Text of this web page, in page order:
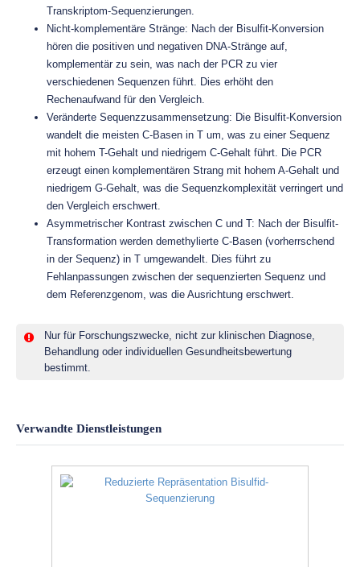
Transkriptom-Sequenzierungen.
Nicht-komplementäre Stränge: Nach der Bisulfit-Konversion
hören die positiven und negativen DNA-Stränge auf,
komplementär zu sein, was nach der PCR zu vier
verschiedenen Sequenzen führt. Dies erhöht den
Rechenaufwand für den Vergleich.
Veränderte Sequenzzusammensetzung: Die Bisulfit-Konversion
wandelt die meisten C-Basen in T um, was zu einer Sequenz
mit hohem T-Gehalt und niedrigem C-Gehalt führt. Die PCR
erzeugt einen komplementären Strang mit hohem A-Gehalt und
niedrigem G-Gehalt, was die Sequenzkomplexität verringert und
den Vergleich erschwert.
Asymmetrischer Kontrast zwischen C und T: Nach der Bisulfit-
Transformation werden demethylierte C-Basen (vorherrschend
in der Sequenz) in T umgewandelt. Dies führt zu
Fehlanpassungen zwischen der sequenzierten Sequenz und
dem Referenzgenom, was die Ausrichtung erschwert.
Nur für Forschungszwecke, nicht zur klinischen Diagnose,
Behandlung oder individuellen Gesundheitsbewertung
bestimmt.
Verwandte Dienstleistungen